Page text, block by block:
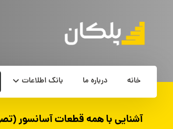
خانه درباره ما بانک اطلاعات
آشنایی با همه قطعات آسانسور